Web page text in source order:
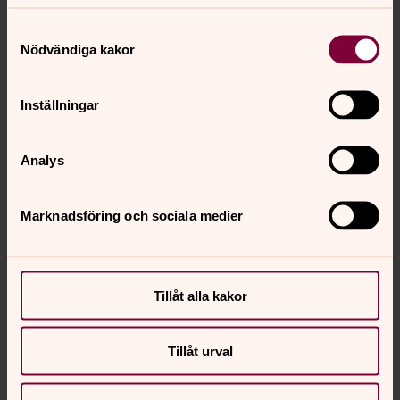
Nödvändiga kakor
Inställningar
Analys
Marknadsföring och sociala medier
Tillåt alla kakor
Tillåt urval
Helen Åström